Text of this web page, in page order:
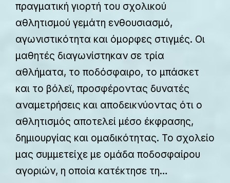
πραγματική γιορτή του σχολικού
αθλητισμού γεμάτη ενθουσιασμό,
αγωνιστικότητα και όμορφες στιγμές. Οι
μαθητές διαγωνίστηκαν σε τρία
αθλήματα, το ποδόσφαιρο, το μπάσκετ
και το βόλεϊ, προσφέροντας δυνατές
αναμετρήσεις και αποδεικνύοντας ότι ο
αθλητισμός αποτελεί μέσο έκφρασης,
δημιουργίας και ομαδικότητας. Το σχολείο
μας συμμετείχε με ομάδα ποδοσφαίρου
αγοριών, η οποία κατέκτησε τη…